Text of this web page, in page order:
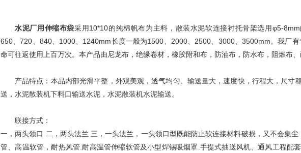
水泥厂用伸缩布袋采用10*10的纯棉帆布为主料，散装水泥软连接衬托骨架选用φ5-
650、720、840、1000、1240mm长度一般为1500、2000、2500、3000、3500mm。我厂
命可往返使用上百万次。本产品由尼龙布，绝缘卷材，橡胶附和布，防油布，防水布，阻燃布
产品特点：本品内部光滑平整，外观美观，透气均匀、输送量大，速度快，行程大，尺
送，水泥散装机下料口输送水泥，水泥散装机水泥输送。
联接方式：
一，两头领口 二，两头法兰 三，一头法兰，一头领口型既能防止软连接材料破损，又不会集
管、高温软管，耐热风管.耐高温管伸缩软管及小型焊锡吸烟罩.手提式抽送风机、通风工程配